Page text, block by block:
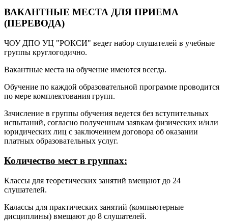
ВАКАНТНЫЕ МЕСТА ДЛЯ ПРИЕМА
(ПЕРЕВОДА)
ЧОУ ДПО УЦ "РОКСИ" ведет набор слушателей в учебные
группы круглогодично.
Вакантные места на обучение имеются всегда.
Обучение по каждой образовательной программе проводится
по мере комплектования групп.
Зачисление в группы обучения ведется без вступительных
испытаний, согласно полученным заявкам физических и/или
юридических лиц с заключением договора об оказании
платных образовательных услуг.
Количество мест в группах:
Классы для теоретических занятий вмещают до 24
слушателей.
Калассы для практических занятий (компьютерные
дисциплины) вмещают до 8 слушателей.